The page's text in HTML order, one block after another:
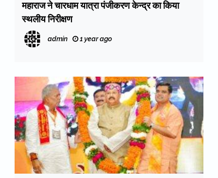
महाराज ने चारधाम यात्रा पंजीकरण केन्द्र का किया
स्थलीय निरीक्षण
admin 1 year ago